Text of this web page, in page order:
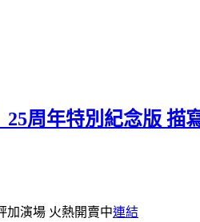
25周年特別紀念版
加演場 火熱開賣中連結